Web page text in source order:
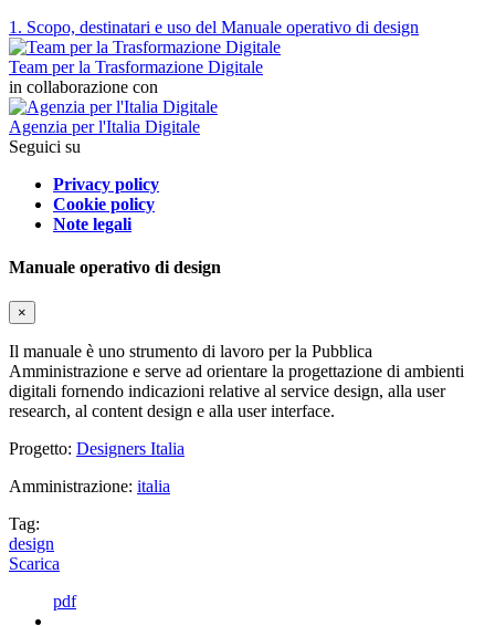
1. Scopo, destinatari e uso del Manuale operativo di design
Team per la Trasformazione Digitale
in collaborazione con
Agenzia per l'Italia Digitale
Seguici su
Privacy policy
Cookie policy
Note legali
Manuale operativo di design
×
Il manuale è uno strumento di lavoro per la Pubblica
Amministrazione e serve ad orientare la progettazione di ambienti
digitali fornendo indicazioni relative al service design, alla user
research, al content design e alla user interface.
Progetto: Designers Italia
Amministrazione: italia
Tag:
design
Scarica
pdf